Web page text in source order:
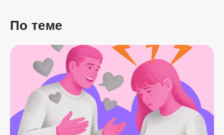
По теме